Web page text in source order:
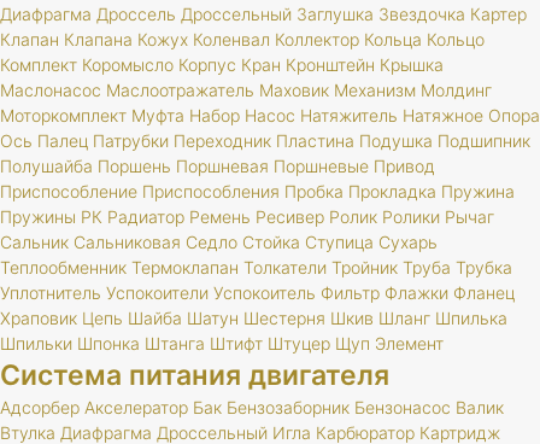
Диафрагма Дроссель Дроссельный Заглушка Звездочка Картер
Клапан Клапана Кожух Коленвал Коллектор Кольца Кольцо
Комплект Коромысло Корпус Кран Кронштейн Крышка
Маслонасос Маслоотражатель Маховик Механизм Молдинг
Моторкомплект Муфта Набор Насос Натяжитель Натяжное Опора
Ось Палец Патрубки Переходник Пластина Подушка Подшипник
Полушайба Поршень Поршневая Поршневые Привод
Приспособление Приспособления Пробка Прокладка Пружина
Пружины РК Радиатор Ремень Ресивер Ролик Ролики Рычаг
Сальник Сальниковая Седло Стойка Ступица Сухарь
Теплообменник Термоклапан Толкатели Тройник Труба Трубка
Уплотнитель Успокоители Успокоитель Фильтр Флажки Фланец
Храповик Цепь Шайба Шатун Шестерня Шкив Шланг Шпилька
Шпильки Шпонка Штанга Штифт Штуцер Щуп Элемент
Система питания двигателя
Адсорбер Акселератор Бак Бензозаборник Бензонасос Валик
Втулка Диафрагма Дроссельный Игла Карбюратор Картридж